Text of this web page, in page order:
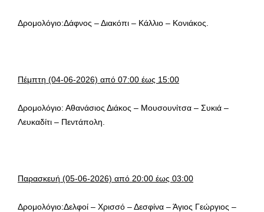
Δρομολόγιο:Δάφνος – Διακόπι – Κάλλιο – Κονιάκος.
Πέμπτη (04-06-2026) από 07:00 έως 15:00
Δρομολόγιο: Αθανάσιος Διάκος – Μουσουνίτσα – Συκιά –
Λευκαδίτι – Πεντάπολη.
Παρασκευή (05-06-2026) από 20:00 έως 03:00
Δρομολόγιο:Δελφοί – Χρισσό – Δεσφίνα – Άγιος Γεώργιος –